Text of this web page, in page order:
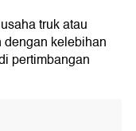
truk atau
kelebihan
pertimbangan